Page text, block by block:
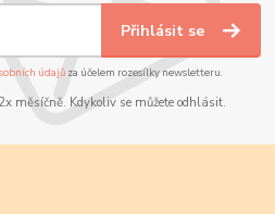
Přihlásit se
údajůza účelem rozesílky newsletteru.
měsíčně. Kdykoliv se můžete odhlásit.